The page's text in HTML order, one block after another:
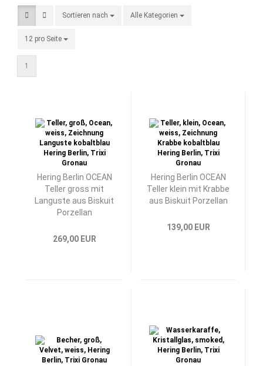
Sortieren nach
Sortieren nach Alle Kategorien
pro Seite
12 pro Seite
pro Seite
1
Hering Berlin OCEAN
Teller gross mit
Languste aus Biskuit
Porzellan
269,00 EUR
Hering Berlin OCEAN
Teller klein mit Krabbe
aus Biskuit Porzellan
139,00 EUR